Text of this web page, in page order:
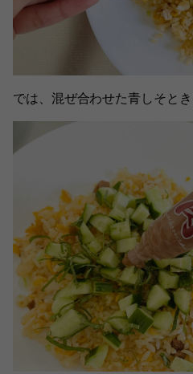
では、混ぜ合わせた青しそと